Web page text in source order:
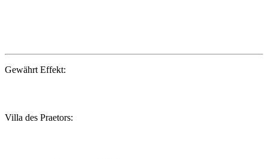
Gewährt Effekt:
Villa des Praetors: